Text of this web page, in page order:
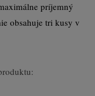
príjemný
obsahuje tri kusy v